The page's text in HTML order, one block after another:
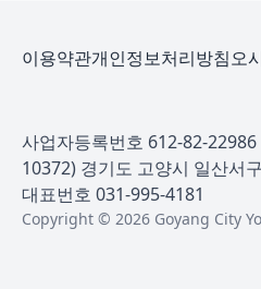
사업자등록번호 612-82-22986
10372) 경기도 고양시 일산서
대표번호 031-995-4181
Copyright © 2026 Goyang City
이용약관개인정보처리방침오